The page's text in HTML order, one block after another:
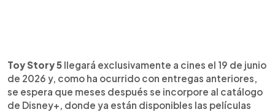
Toy Story 5 llegará exclusivamente a cines el 19 de junio
de 2026 y, como ha ocurrido con entregas anteriores,
se espera que meses después se incorpore al catálogo
de Disney+, donde ya están disponibles las películas